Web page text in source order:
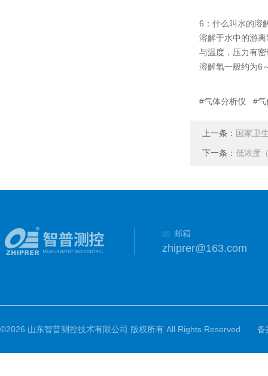
6：什么叫水的溶
溶解于水中的游
与温度，压力有
溶解氧一般约为6
#气体分析仪 #
上一条： 国家卫
下一条： 低浓度
邮箱
zhiprer@163.com
©2026 山东智普测控技术有限公司 版权所有 All Rights Reserved. 备